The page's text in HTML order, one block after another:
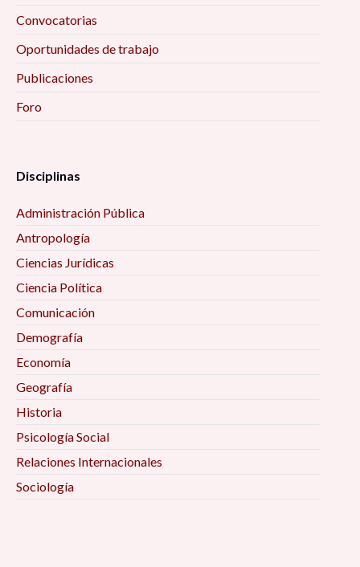
Convocatorias
Oportunidades de trabajo
Publicaciones
Foro
Disciplinas
Administración Pública
Antropología
Ciencias Jurídicas
Ciencia Política
Comunicación
Demografía
Economía
Geografía
Historia
Psicología Social
Relaciones Internacionales
Sociología